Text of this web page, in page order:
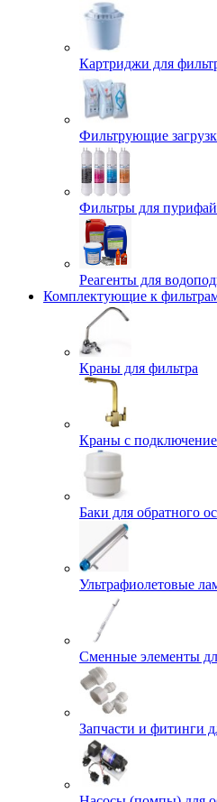
Картриджи для
Фильтрующие
Фильтры для
Реагенты для
Комплектующие к
Краны для фильтра
Краны с
Баки для обратного
Ультрафиолетовые
Сменные элементы
Запчасти и фитинги